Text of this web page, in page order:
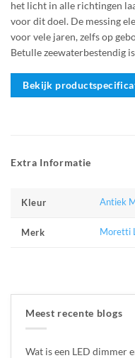
het licht in alle richtingen
voor dit doel. De messing
voor vele jaren, zelfs op
Betulle zeewaterbestendig
Bekijk
Extra Informatie
Kleur Antiek
Merk Moretti
Meest recente blogs
Wat is een LED dimmer